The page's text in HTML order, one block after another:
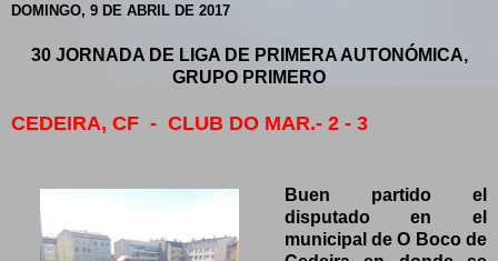
DOMINGO, 9 DE ABRIL DE 2017
30 JORNADA DE LIGA DE PRIMERA AUTONÓMICA,
GRUPO PRIMERO
CEDEIRA, CF - CLUB DO MAR.- 2 - 3
Buen partido el
disputado en el
municipal de O Boco de